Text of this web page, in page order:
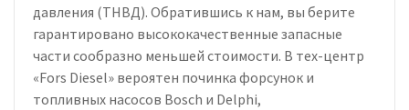
давления (ТНВД). Обратившись к нам, вы берите
гарантировано высококачественные запасные
части сообразно меньшей стоимости. В тех-центр
«Fors Diesel» вероятен починка форсунок и
топливных насосов Bosch и Delphi,